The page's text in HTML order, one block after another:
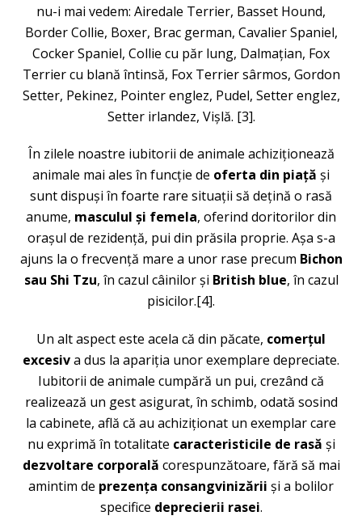
nu-i mai vedem: Airedale Terrier, Basset Hound,
Border Collie, Boxer, Brac german, Cavalier Spaniel,
Cocker Spaniel, Collie cu păr lung, Dalmațian, Fox
Terrier cu blană întinsă, Fox Terrier sârmos, Gordon
Setter, Pekinez, Pointer englez, Pudel, Setter englez,
Setter irlandez, Vișlă. [3].
În zilele noastre iubitorii de animale achiziționează
animale mai ales în funcție de oferta din piață și
sunt dispuși în foarte rare situații să dețină o rasă
anume, masculul și femela, oferind doritorilor din
orașul de rezidență, pui din prăsila proprie. Așa s-a
ajuns la o frecvență mare a unor rase precum Bichon
sau Shi Tzu, în cazul câinilor și British blue, în cazul
pisicilor.[4].
Un alt aspect este acela că din păcate, comerțul
excesiva dus la apariția unor exemplare depreciate.
Iubitorii de animale cumpără un pui, crezând că
realizează un gest asigurat, în schimb, odată sosind
la cabinete, află că au achiziționat un exemplar care
nu exprimă în totalitate caracteristicile de rasă și
dezvoltare corporală corespunzătoare, fără să mai
amintim de prezența consangvinizării și a bolilor
specifice deprecierii rasei.